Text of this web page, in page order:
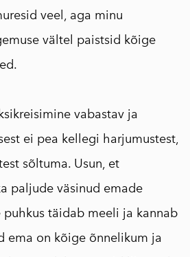
veel, aga minu
vältel paistsid kõige
vabastav ja
ei pea kellegi harjumustest,
sõltuma. Usun, et
paljude väsinud emade
puhkus täidab meeli ja kannab
ema on kõige õnnelikum ja